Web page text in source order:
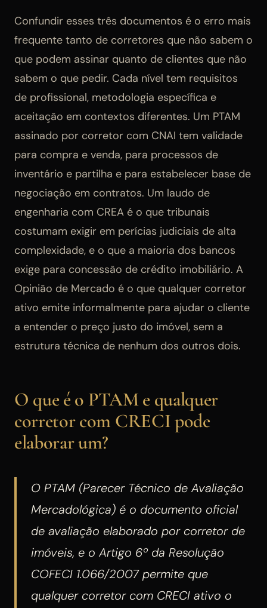
Confundir esses três documentos é o erro mais
frequente tanto de corretores que não sabem o
que podem assinar quanto de clientes que não
sabem o que pedir. Cada nível tem requisitos
de profissional, metodologia específica e
aceitação em contextos diferentes. Um PTAM
assinado por corretor com CNAI tem validade
para compra e venda, para processos de
inventário e partilha e para estabelecer base de
negociação em contratos. Um laudo de
engenharia com CREA é o que tribunais
costumam exigir em perícias judiciais de alta
complexidade, e o que a maioria dos bancos
exige para concessão de crédito imobiliário. A
Opinião de Mercado é o que qualquer corretor
ativo emite informalmente para ajudar o cliente
a entender o preço justo do imóvel, sem a
estrutura técnica de nenhum dos outros dois.
O que é o PTAM e qualquer
corretor com CRECI pode
elaborar um?
O PTAM (Parecer Técnico de Avaliação
Mercadológica) é o documento oficial
de avaliação elaborado por corretor de
imóveis, e o Artigo 6º da Resolução
COFECI 1.066/2007 permite que
qualquer corretor com CRECI ativo o